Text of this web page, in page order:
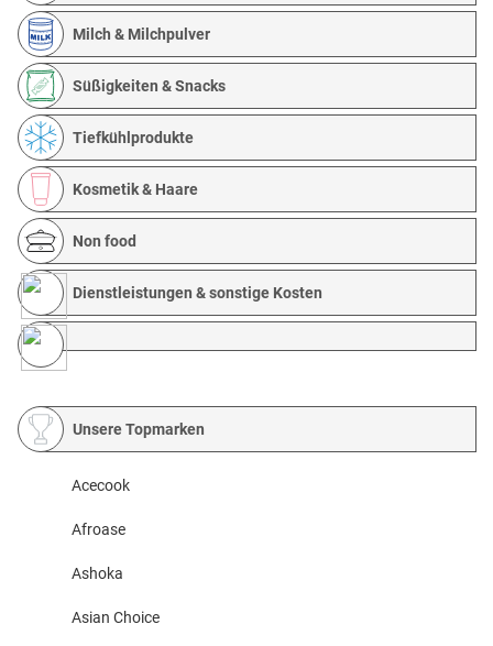
Milch & Milchpulver
Süßigkeiten & Snacks
Tiefkühlprodukte
Kosmetik & Haare
Non food
Dienstleistungen & sonstige Kosten
Unsere Topmarken
Acecook
Afroase
Ashoka
Asian Choice